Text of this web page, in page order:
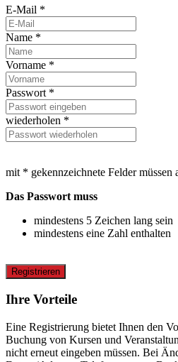
E-Mail *
Name *
Vorname *
Passwort *
wiederholen *
mit * gekennzeichnete Felder müssen
Das Passwort muss
mindestens 5 Zeichen lang sein
mindestens eine Zahl enthalten
Registrieren
Ihre Vorteile
Eine Registrierung bietet Ihnen den
Buchung von Kursen und
nicht erneut eingeben müssen. Bei